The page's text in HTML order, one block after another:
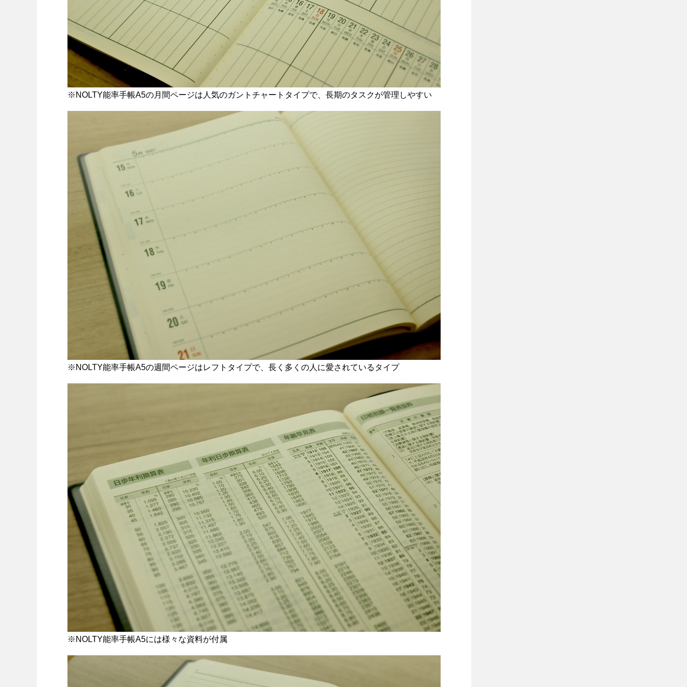
※NOLTY能率手帳A5の月間ページは人気のガントチャートタイプで、長期のタスクが管理しやすい
※NOLTY能率手帳A5の週間ページはレフトタイプで、長く多くの人に愛されているタイプ
※NOLTY能率手帳A5には様々な資料が付属